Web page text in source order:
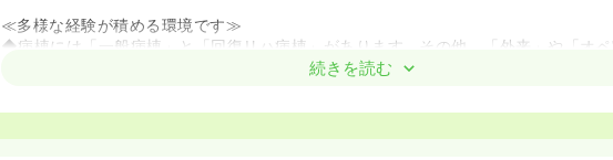
≪多様な経験が積める環境です≫
◆病棟には「一般病棟」と「回復リハ病棟」があります。その他、「外来」や「オペ
のこと、病院併設の「訪問看護ステーション」等の配属先があります。ご自身のキャ
◆『急性期～回復リハ～在宅』と、一人の患者さんを同院の中で一環して看ること
続きを読む